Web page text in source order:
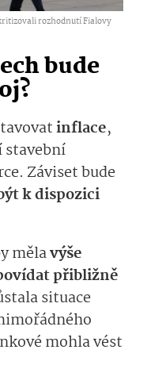
rozhodnutí Fialovy
bude
in­flace,
stavební
Záviset bude
k dispozici
mělavýše
přibližně
situace
mohla vést